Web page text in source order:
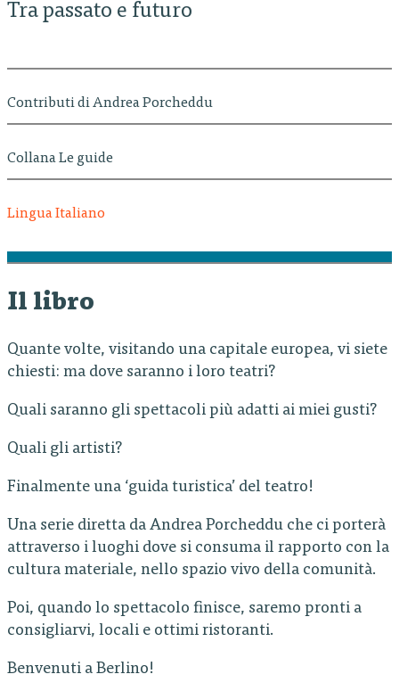
Tra passato e futuro
Contributi di Andrea Porcheddu
Collana Le guide
Lingua Italiano
Il libro
Quante volte, visitando una capitale europea, vi siete
chiesti: ma dove saranno i loro teatri?
Quali saranno gli spettacoli più adatti ai miei gusti?
Quali gli artisti?
Finalmente una ‘guida turistica’ del teatro!
Una serie diretta da Andrea Porcheddu che ci porterà
attraverso i luoghi dove si consuma il rapporto con la
cultura materiale, nello spazio vivo della comunità.
Poi, quando lo spettacolo finisce, saremo pronti a
consigliarvi, locali e ottimi ristoranti.
Benvenuti a Berlino!